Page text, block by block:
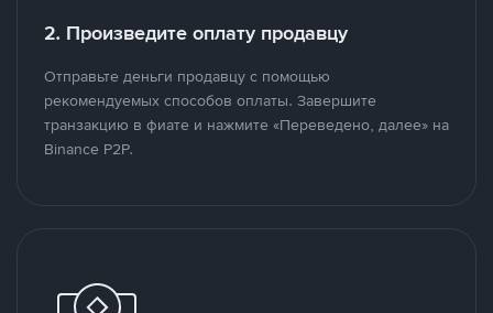
2. Произведите оплату продавцу
Отправьте деньги продавцу с помощью
рекомендуемых способов оплаты. Завершите
транзакцию в фиате и нажмите «Переведено, далее» на
Binance P2P.